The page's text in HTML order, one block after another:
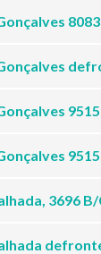
3696 B/